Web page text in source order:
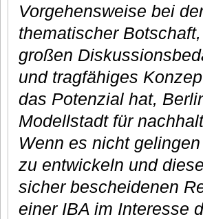
Vorgehensweise bei
thematischer
großen
und tragfähiges
das Potenzial hat,
Modellstadt für
Wenn es nicht
zu entwickeln und
sicher bescheidenen
einer IBA im Interesse